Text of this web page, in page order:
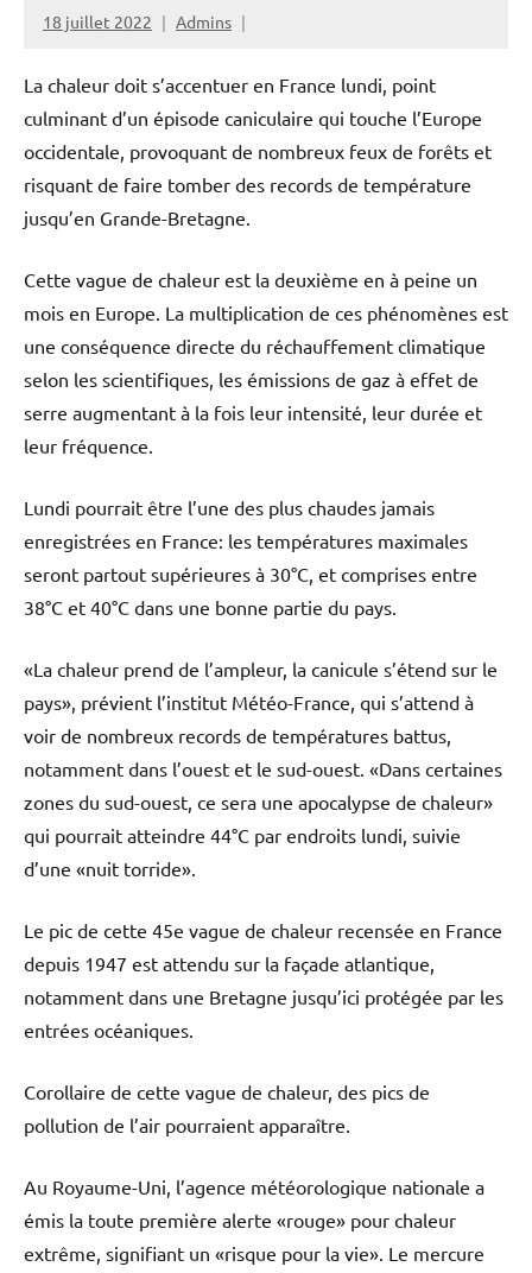
18 juillet 2022 Admins
La chaleur doit s’accentuer en France lundi, point
culminant d’un épisode caniculaire qui touche l’Europe
occidentale, provoquant de nombreux feux de forêts et
risquant de faire tomber des records de température
jusqu’en Grande-Bretagne.
Cette vague de chaleur est la deuxième en à peine un
mois en Europe. La multiplication de ces phénomènes est
une conséquence directe du réchauffement climatique
selon les scientifiques, les émissions de gaz à effet de
serre augmentant à la fois leur intensité, leur durée et
leur fréquence.
Lundi pourrait être l’une des plus chaudes jamais
enregistrées en France: les températures maximales
seront partout supérieures à 30°C, et comprises entre
38°C et 40°C dans une bonne partie du pays.
«La chaleur prend de l’ampleur, la canicule s’étend sur le
pays», prévient l’institut Météo-France, qui s’attend à
voir de nombreux records de températures battus,
notamment dans l’ouest et le sud-ouest. «Dans certaines
zones du sud-ouest, ce sera une apocalypse de chaleur»
qui pourrait atteindre 44°C par endroits lundi, suivie
d’une «nuit torride».
Le pic de cette 45e vague de chaleur recensée en France
depuis 1947 est attendu sur la façade atlantique,
notamment dans une Bretagne jusqu’ici protégée par les
entrées océaniques.
Corollaire de cette vague de chaleur, des pics de
pollution de l’air pourraient apparaître.
Au Royaume-Uni, l’agence météorologique nationale a
émis la toute première alerte «rouge» pour chaleur
extrême, signifiant un «risque pour la vie». Le mercure